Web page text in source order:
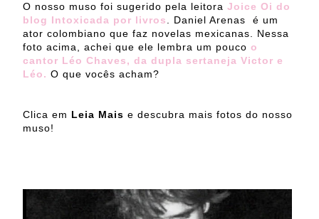
O nosso muso foi sugerido pela leitora Joice Oi do
blog Intoxicada por livros. Daniel Arenas é um
ator colombiano que faz novelas mexicanas. Nessa
foto acima, achei que ele lembra um pouco o
cantor Léo Chaves, da dupla sertaneja Victor e
Léo. O que vocês acham?
Clica em Leia Mais e descubra mais fotos do nosso
muso!